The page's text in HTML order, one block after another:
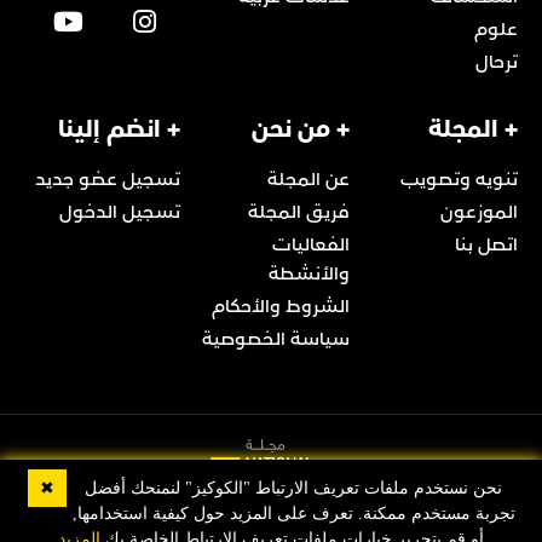
علوم
ترحال
+ المجلة
تنويه وتصويب
الموزعون
اتصل بنا
+ من نحن
عن المجلة
فريق المجلة
الفعاليات
والأنشطة
الشروط والأحكام
سياسة الخصوصية
+ انضم إلينا
تسجيل عضو جديد
تسجيل الدخول
© 2022 Copyright مجلة ناشيونال جيوغرافيك العربية
✖
نحن نستخدم ملفات تعريف الارتباط "الكوكيز" لنمنحك أفضل
تجربة مستخدم ممكنة. تعرف على المزيد حول كيفية استخدامها,